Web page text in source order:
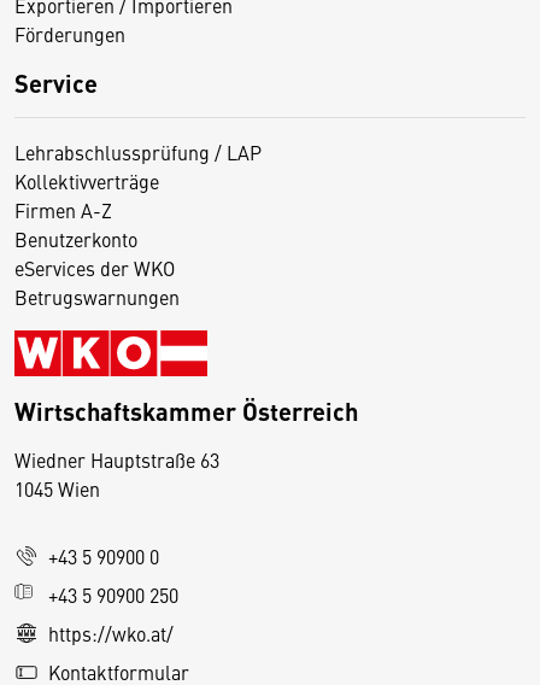
Förderungen
Service
Lehrabschlussprüfung / LAP
Kollektivverträge
Firmen A-Z
Benutzerkonto
eServices der WKO
Betrugswarnungen
Wirtschaftskammer Österreich
Wiedner Hauptstraße 63
1045 Wien
+43 5 90900 0
+43 5 90900 250
https://wko.at/
Kontaktformular
D
s
e
S
e